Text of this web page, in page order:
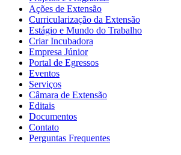
Ações de Extensão
Curricularização da Extensão
Estágio e Mundo do Trabalho
Criar Incubadora
Empresa Júnior
Portal de Egressos
Eventos
Serviços
Câmara de Extensão
Editais
Documentos
Contato
Perguntas Frequentes